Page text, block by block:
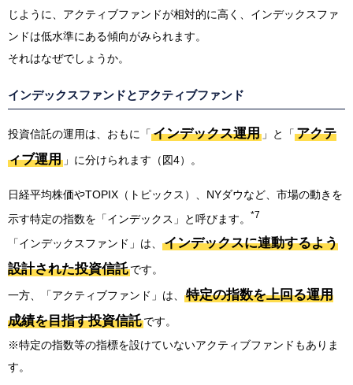
じように、アクティブファンドが相対的に高く、インデックスファ
ンドは低水準にある傾向がみられます。
それはなぜでしょうか。
インデックスファンドとアクティブファンド
投資信託の運用は、おもに「 インデックス運用 」と「 アクテ
ィブ運用 」に分けられます（図4）。
日経平均株価やTOPIX（トピックス）、NYダウなど、市場の動きを
示す特定の指数を「インデックス」と呼びます。
*7
「インデックスファンド」は、
インデックスに連動するよう
設計された投資信託です。
一方、「アクティブファンド」は、
特定の指数を上回る運用
成績を目指す投資信託です。
※特定の指数等の指標を設けていないアクティブファンドもありま
す。